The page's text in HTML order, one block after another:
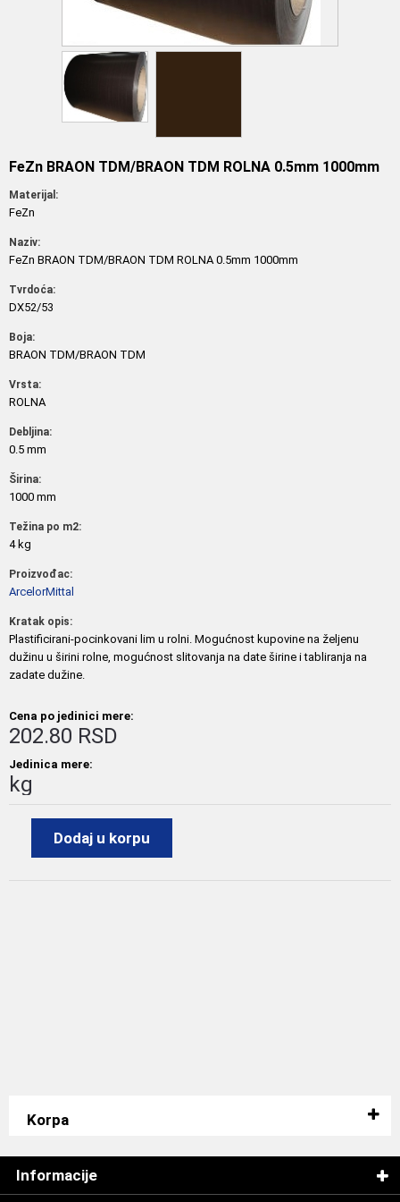
FeZn BRAON TDM/BRAON TDM ROLNA 0.5mm 1000mm
Materijal:
FeZn
Naziv:
FeZn BRAON TDM/BRAON TDM ROLNA 0.5mm 1000mm
Tvrdoća:
DX52/53
Boja:
BRAON TDM/BRAON TDM
Vrsta:
ROLNA
Debljina:
0.5 mm
Širina:
1000 mm
Težina po m2:
4 kg
Proizvođac:
ArcelorMittal
Kratak opis:
Plastificirani-pocinkovani lim u rolni. Mogućnost kupovine na željenu
dužinu u širini rolne, mogućnost slitovanja na date širine i tabliranja na
zadate dužine.
Cena po jedinici mere:
202.80 RSD
Jedinica mere:
kg
Dodaj u korpu
Korpa
Informacije